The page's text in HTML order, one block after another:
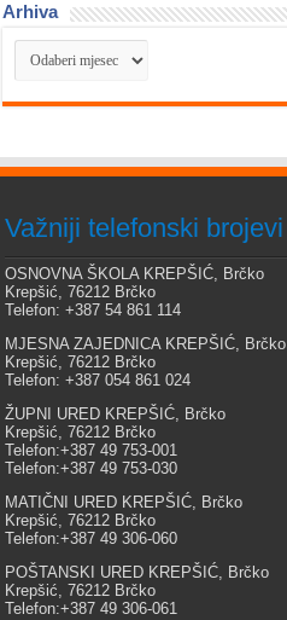
Arhiva
Arhiva
Važniji telefonski brojevi
OSNOVNA ŠKOLA KREPŠIĆ, Brčko
Krepšić, 76212 Brčko
Telefon: +387 54 861 114
MJESNA ZAJEDNICA KREPŠIĆ, Brčko
Krepšić, 76212 Brčko
Telefon: +387 054 861 024
ŽUPNI URED KREPŠIĆ, Brčko
Krepšić, 76212 Brčko
Telefon:+387 49 753-001
Telefon:+387 49 753-030
MATIČNI URED KREPŠIĆ, Brčko
Krepšić, 76212 Brčko
Telefon:+387 49 306-060
POŠTANSKI URED KREPŠIĆ, Brčko
Krepšić, 76212 Brčko
Telefon:+387 49 306-061